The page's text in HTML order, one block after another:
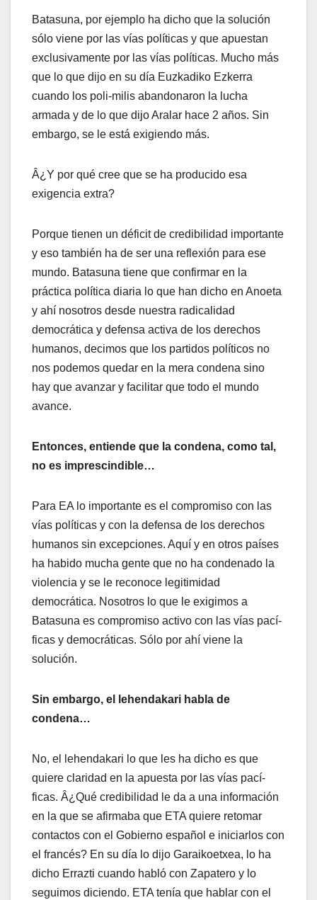
Batasuna, por ejemplo ha dicho que la solución
sólo viene por las ví­as polí­ticas y que apuestan
exclusivamente por las ví­as polí­ticas. Mucho más
que lo que dijo en su dí­a Euzkadiko Ezkerra
cuando los poli-milis abandonaron la lucha
armada y de lo que dijo Aralar hace 2 años. Sin
embargo, se le está exigiendo más.
Â¿Y por qué cree que se ha producido esa
exigencia extra?
Porque tienen un déficit de credibilidad importante
y eso también ha de ser una reflexión para ese
mundo. Batasuna tiene que confirmar en la
práctica polí­tica diaria lo que han dicho en Anoeta
y ahí­ nosotros desde nuestra radicalidad
democrática y defensa activa de los derechos
humanos, decimos que los partidos polí­ticos no
nos podemos quedar en la mera condena sino
hay que avanzar y facilitar que todo el mundo
avance.
Entonces, entiende que la condena, como tal,
no es imprescindible…
Para EA lo importante es el compromiso con las
ví­as polí­ticas y con la defensa de los derechos
humanos sin excepciones. Aquí­ y en otros paí­ses
ha habido mucha gente que no ha condenado la
violencia y se le reconoce legitimidad
democrática. Nosotros lo que le exigimos a
Batasuna es compromiso activo con las ví­as pací­
ficas y democráticas. Sólo por ahí­ viene la
solución.
Sin embargo, el lehendakari habla de
condena…
No, el lehendakari lo que les ha dicho es que
quiere claridad en la apuesta por las ví­as pací­
ficas. Â¿Qué credibilidad le da a una información
en la que se afirmaba que ETA quiere retomar
contactos con el Gobierno español e iniciarlos con
el francés? En su dí­a lo dijo Garaikoetxea, lo ha
dicho Errazti cuando habló con Zapatero y lo
seguimos diciendo. ETA tení­a que hablar con el